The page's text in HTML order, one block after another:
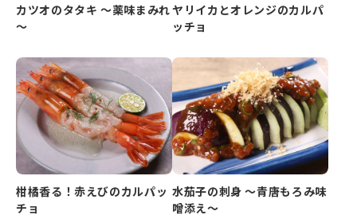
カツオのタタキ ～薬味まみれ
～
ヤリイカとオレンジのカルパ
ッチョ
柑橘香る！赤えびのカルパッ
チョ
水茄子の刺身 ～青唐もろみ味
噌添え～